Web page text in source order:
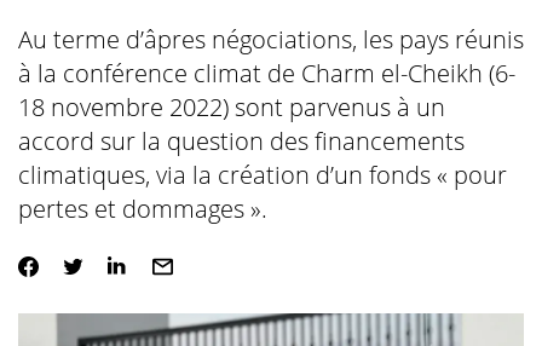
Au terme d’âpres négociations, les pays réunis
à la conférence climat de Charm el-Cheikh (6-
18 novembre 2022) sont parvenus à un
accord sur la question des financements
climatiques, via la création d’un fonds « pour
pertes et dommages ».